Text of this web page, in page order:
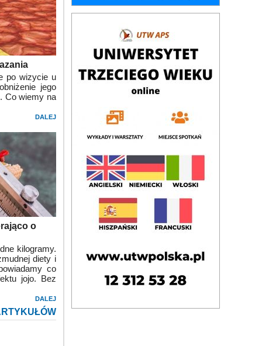
po wizycie u
jego
Co wiemy na
DALEJ
o
kilogramy.
diety i
co
jojo. Bez
DALEJ